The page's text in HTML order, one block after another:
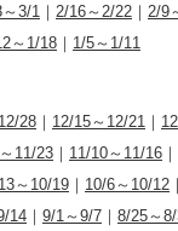
3/1 ｜ 2/16～2/22 ｜ 2/9
～1/18 ｜ 1/5～1/11
28 ｜ 12/15～12/21 ｜
11/23 ｜ 11/10～11/16 ｜
～10/19 ｜ 10/6～10/12 ｜
14 ｜ 9/1～9/7 ｜ 8/25～8/